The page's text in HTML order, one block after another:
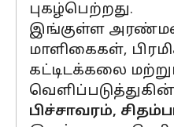
புகழ்பெற்றது.
இங்குள்ள
மாளிகைகள்,
கட்டிடக்கலை
பிச்சாவரம்,